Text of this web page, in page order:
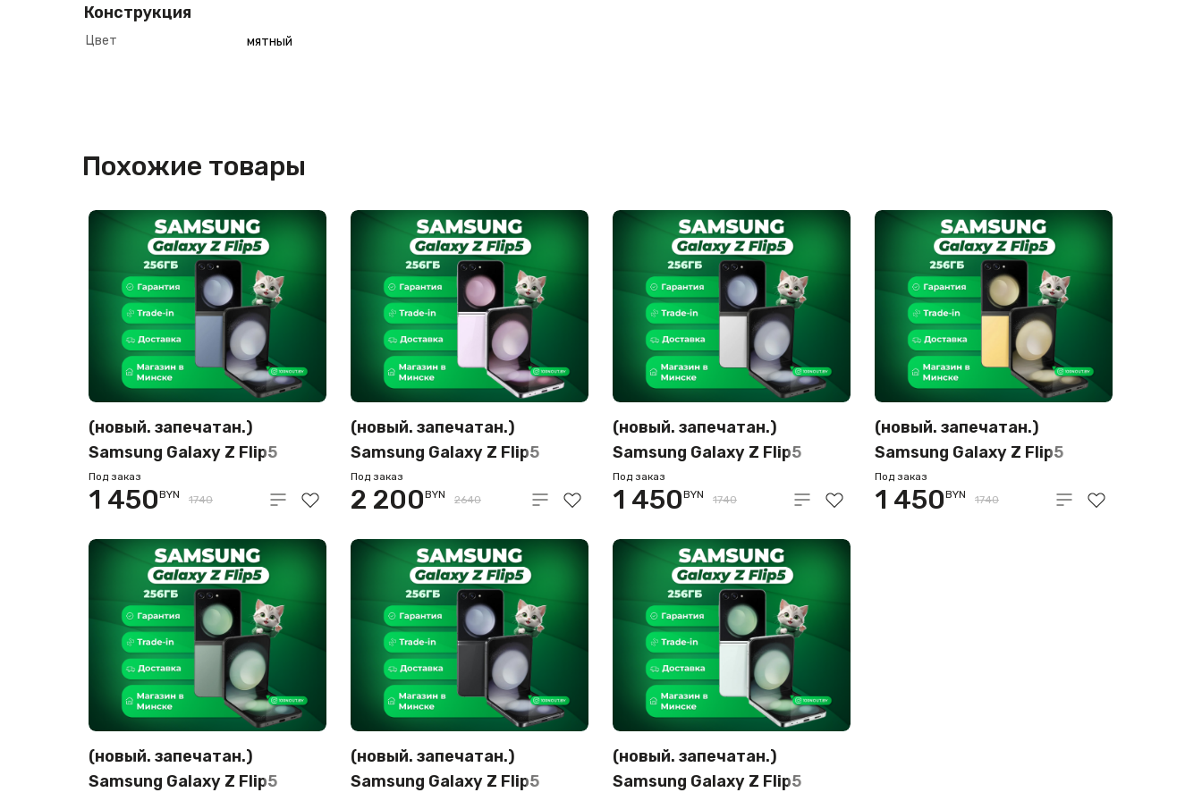
Конструкция
Цвет мятный
Похожие товары
(новый. запечатан.)
Samsung Galaxy Z Flip5
8GB/256GB синий (SM-
F731B/DS)
Под заказ
1 450BYN 1740
(новый. запечатан.)
Samsung Galaxy Z Flip5
8GB/256GB лаванда (SM-
F731B/DS)
Под заказ
2 200BYN 2640
(новый. запечатан.)
Samsung Galaxy Z Flip5
8GB/256GB серый (SM-
F731B/DS)
Под заказ
1 450BYN 1740
(новый. запечатан.)
Samsung Galaxy Z Flip5
8GB/256GB желтый (SM-
F731B/DS)
Под заказ
1 450BYN 1740
(новый. запечатан.)
Samsung Galaxy Z Flip5
(новый. запечатан.)
Samsung Galaxy Z Flip5
(новый. запечатан.)
Samsung Galaxy Z Flip5